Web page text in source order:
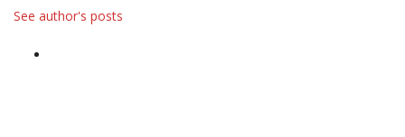
See author's posts